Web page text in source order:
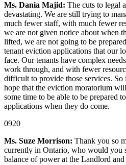
Ms. Dania Majid: The cuts to legal
devastating. We are still trying to
much fewer staff, with much fewer
we are not given notice about when
lifted, we are not going to be
tenant eviction applications that our
face. Our tenants have complex
work through, and with fewer
difficult to provide those services.
hope that the eviction moratorium
some time to be able to be prepared
applications when they do come.
0920
Ms. Suze Morrison: Thank you so
currently in Ontario, who would you
balance of power at the Landlord